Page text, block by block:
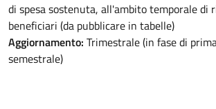
di spesa sostenuta, all'ambito temporale di
beneficiari (da pubblicare in tabelle)
Aggiornamento: Trimestrale (in fase di
semestrale)